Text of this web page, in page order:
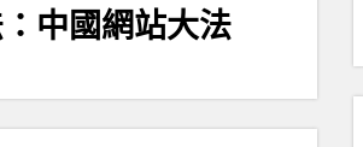
中國網站大法